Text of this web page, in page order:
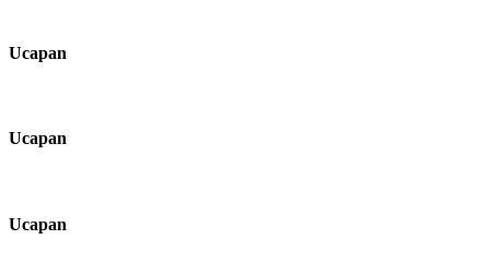
Ucapan
Ucapan
Ucapan